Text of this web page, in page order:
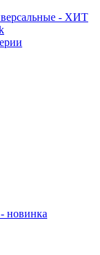
- ХИТ
новинка